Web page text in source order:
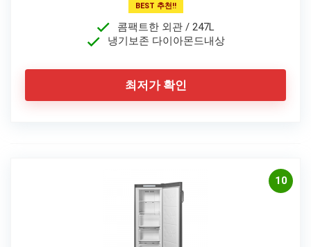
BEST 추천!!
콤팩트한 외관 / 247L
냉기보존 다이아몬드내상
최저가 확인
10